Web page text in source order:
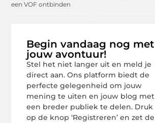
een VOF ontbinden
Begin vandaag nog met
jouw avontuur!
Stel het niet langer uit en meld je
direct aan. Ons platform biedt de
perfecte gelegenheid om jouw
mening te uiten en jouw blog met
een breder publiek te delen. Druk
op de knop ‘Registreren’ en zet de